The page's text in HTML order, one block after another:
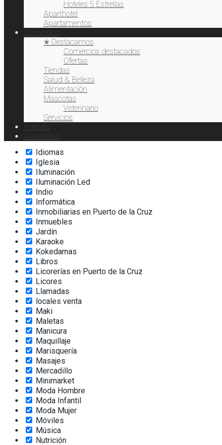
Hoteles 5 Estrellas
Aparthotel
Apartamentos
Comercios
✭ Destacamos
Comercios destacados
Ofertas
Tiendas
Salud & Belleza
Alimentación
Mascotas
Veterinario
Servicios
Agenda
Actualidad
Exquisiteses
Extensión de pestañas
Fisioterapia
Flores
Fotodepilación
Freelance
Gafas de Sol
Gofre
Hamburguesas
Hardware
Helados
Hidratación
Hostelería
Hoteles
Ictioterapia
Idiomas
Iglesia
Iluminación
Iluminación Led
Indio
Informática
Inmobiliarias en Puerto de la Cruz
Inmuebles
Jardín
Karaoke
Kokedamas
Libros
Licorerías en Puerto de la Cruz
Licores
Llamadas
locales venta
Maki
Maletas
Manicura
Maquillaje
Marisquería
Masajes
Mercadillo
Minimarket
Moda Hombre
Moda Infantil
Moda Mujer
Móviles
Música
Nutrición